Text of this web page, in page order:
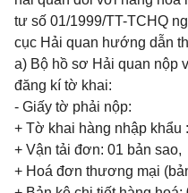
tư số 01/1999/TT-TCHQ
cục Hải quan hướng dẫn
a) Bộ hồ sơ Hải quan nộp
đăng kí tờ khai:
- Giấy tờ phải nộp:
+ Tờ khai hàng nhập khẩu
+ Vận tải đơn: 01 bản sao,
+ Hoá đơn thương mại